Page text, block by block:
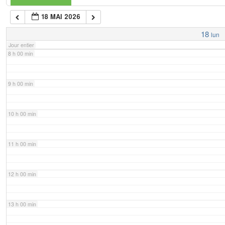
18 MAI 2026
18 lun
Jour entier
7 h 00 min
8 h 00 min
9 h 00 min
10 h 00 min
11 h 00 min
12 h 00 min
13 h 00 min